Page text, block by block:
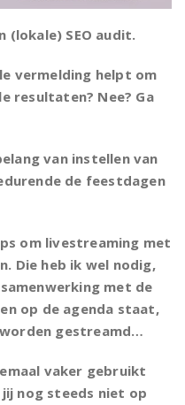
(lokale) SEO audit.
vermelding helpt om
resultaten? Nee? Ga
van instellen van
de feestdagen
om livestreaming met
Die heb ik wel nodig,
met de
op de agenda staat,
gestreamd…
vaker gebruikt
jij nog steeds niet op